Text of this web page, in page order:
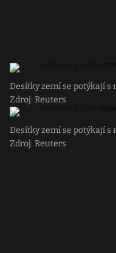
Desítky zemí se potýkají s
Zdroj: Reuters
Desítky zemí se potýkají s
Zdroj: Reuters